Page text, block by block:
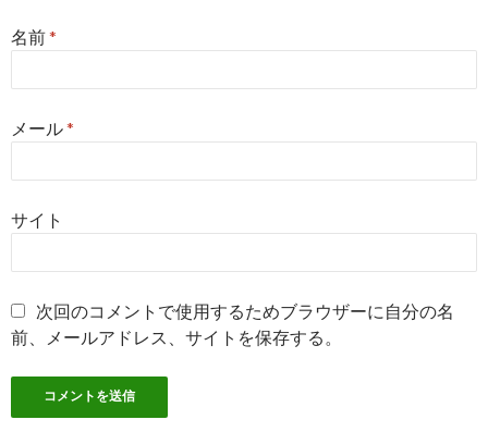
名前*
メール*
サイト
次回のコメントで使用するためブラウザーに自分の名
前、メールアドレス、サイトを保存する。